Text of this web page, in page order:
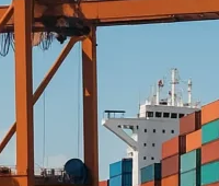
عبر خطوط MU الجوية، مما يضمن تسليمًا آمنًا وفعالًا.
وخدمات النقل الجوي
بيانات الشحنة